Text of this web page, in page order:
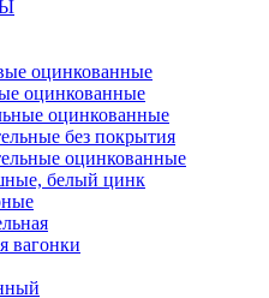
оцинкованные
оцинкованные
оцинкованные
без покрытия
оцинкованные
белый цинк
вагонки